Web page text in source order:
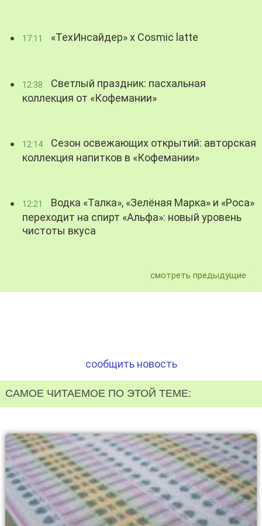
17:11 «ТехИнсайдер» х Cosmic latte
12:38
Светлый праздник: пасхальная
коллекция от «Кофемании»
12:14
Сезон освежающих открытий: авторская
коллекция напитков в «Кофемании»
12:21
Водка «Талка», «Зелёная Марка» и «Роса»
переходит на спирт «Альфа»: новый уровень
чистоты вкуса
смотреть предыдущие
сообщить новость
САМОЕ ЧИТАЕМОЕ ПО ЭТОЙ ТЕМЕ: